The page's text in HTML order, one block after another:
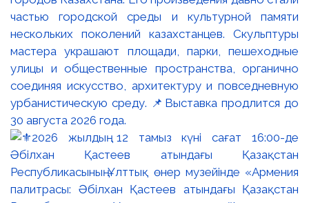
частью городской среды и культурной памяти
нескольких поколений казахстанцев. Скульптуры
мастера украшают площади, парки, пешеходные
улицы и общественные пространства, органично
соединяя искусство, архитектуру и повседневную
урбанистическую среду. 📌Выставка продлится до
30 августа 2026 года.